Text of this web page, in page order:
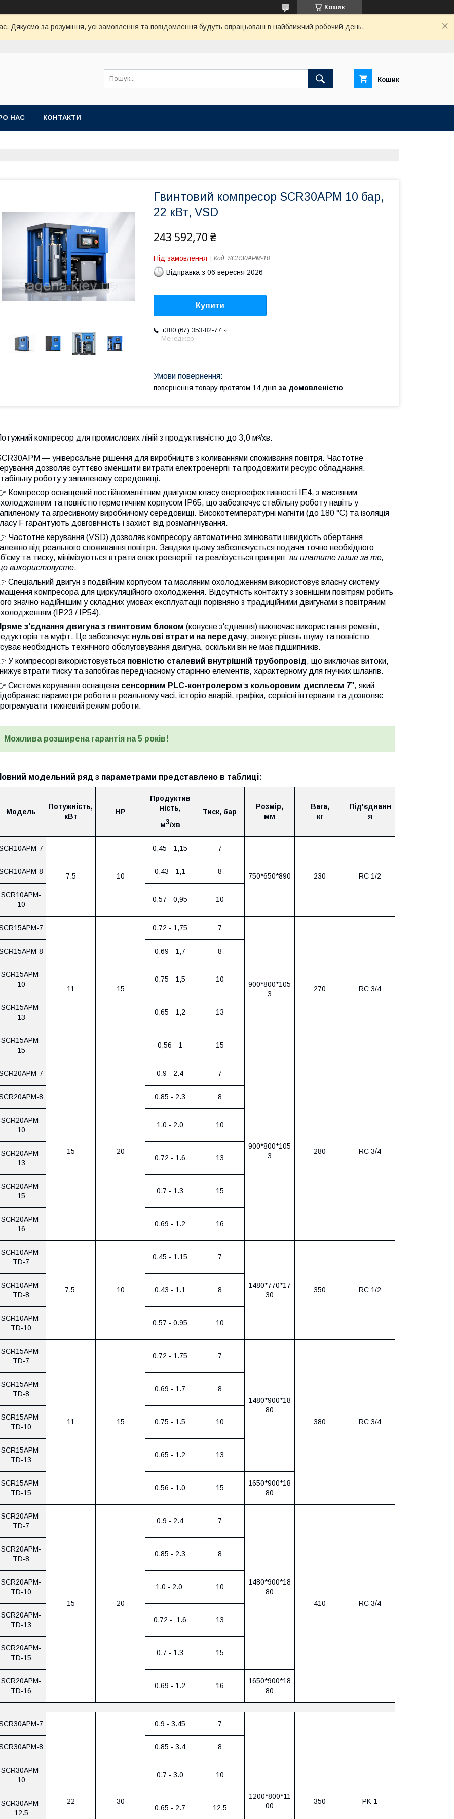
Кошик
Дякуємо за розуміння, усі замовлення та повідомлення будуть опрацьовані в найближчий робочий день.
Кошик
НАС КОНТАКТИ
Гвинтовий компресор SCR30APM 10 бар,
22 кВт, VSD
243 592,70 ₴
Під замовлення Код: SCR30APM-10
Відправка з 06 вересня 2026
Купити
+380 (67) 353-82-77
Менеджер
повернення товару протягом 14 днів за домовленістю
компресор для промислових ліній з продуктивністю до 3,0 м³/хв.
— універсальне рішення для виробництв з коливаннями споживання повітря. Частотне
дозволяє суттєво зменшити витрати електроенергії та продовжити ресурс обладнання.
роботу у запиленому середовищі.
Компресор оснащений постійномагнітним двигуном класу енергоефективності IE4, з масляним
та повністю герметичним корпусом IP65, що забезпечує стабільну роботу навіть у
та агресивному виробничому середовищі. Високотемпературні магніти (до 180 °C) та ізоляція
F гарантують довговічність і захист від розмагнічування.
Частотне керування (VSD) дозволяє компресору автоматично змінювати швидкість обертання
від реального споживання повітря. Завдяки цьому забезпечується подача точно необхідного
та тиску, мінімізуються втрати електроенергії та реалізується принцип: ви платите лише за те,
використовуєте.
Спеціальний двигун з подвійним корпусом та масляним охолодженням використовує власну систему
компресора для циркуляційного охолодження. Відсутність контакту з зовнішнім повітрям робить
значно надійнішим у складних умовах експлуатації порівняно з традиційними двигунами з повітряним
(IP23 / IP54).
з’єднання двигуна з гвинтовим блоком (конусне з'єднання) виключає використання ременів,
та муфт. Це забезпечує нульові втрати на передачу, знижує рівень шуму та повністю
необхідність технічного обслуговування двигуна, оскільки він не має підшипників.
У компресорі використовується повністю сталевий внутрішній трубопровід, що виключає витоки,
втрати тиску та запобігає передчасному старінню елементів, характерному для гнучких шлангів.
Система керування оснащена сенсорним PLC-контролером з кольоровим дисплеєм 7”, який
параметри роботи в реальному часі, історію аварій, графіки, сервісні інтервали та дозволяє
тижневий режим роботи.
Можлива розширена гарантія на 5 років!
модельний ряд з параметрами представлено в таблиці:
Модель
Потужність,
кВт
НР
Продуктив
ність,
м3/хв
Тиск, бар
Розмір,
мм
Вага,
кг
Під'єднанн
я
7
7.5 10
0,45 - 1,15 7
750*650*890 230 RC 1/2
8 0,43 - 1,1 8
SCR10APM-
10
0,57 - 0,95 10
7
11 15
0,72 - 1,75 7
900*800*105
3
270 RC 3/4
8 0,69 - 1,7 8
SCR15APM-
10
0,75 - 1,5 10
SCR15APM-
13
0,65 - 1,2 13
SCR15APM-
15
0,56 - 1 15
7
15 20
0.9 - 2.4 7
900*800*105
3
280 RC 3/4
8 0.85 - 2.3 8
SCR20APM-
10
1.0 - 2.0 10
SCR20APM-
13
0.72 - 1.6 13
SCR20APM-
15
0.7 - 1.3 15
SCR20APM-
16
0.69 - 1.2 16
SCR10APM-
TD-7
7.5 10
0.45 - 1.15 7
1480*770*17
30
350 RC 1/2
SCR10APM-
TD-8
0.43 - 1.1 8
SCR10APM-
TD-10
0.57 - 0.95 10
SCR15APM-
TD-7
11 15
0.72 - 1.75 7
1480*900*18
80
380
RC 3/4
SCR15APM-
TD-8
0.69 - 1.7 8
SCR15APM-
TD-10
0.75 - 1.5 10
SCR15APM-
TD-13
0.65 - 1.2 13
SCR15APM-
TD-15
0.56 - 1.0 15
1650*900*18
80
SCR20APM-
TD-7
15 20
0.9 - 2.4 7
1480*900*18
80
410
RC 3/4
SCR20APM-
TD-8
0.85 - 2.3 8
SCR20APM-
TD-10
1.0 - 2.0 10
SCR20APM-
TD-13
0.72 - 1.6 13
SCR20APM-
TD-15
0.7 - 1.3 15
SCR20APM-
TD-16
0.69 - 1.2 16
1650*900*18
80
7
22 30
0.9 - 3.45 7
1200*800*11
00
350 PK 1
8 0.85 - 3.4 8
SCR30APM-
10
0.7 - 3.0 10
SCR30APM-
12.5
0.65 - 2.7 12.5